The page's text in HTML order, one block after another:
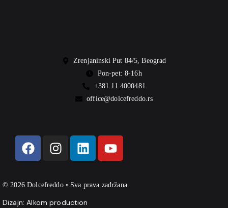
Zrenjaninski Put 84/5, Beograd
Pon-pet: 8-16h
+381 11 4000481
office@dolcefreddo.rs
© 2026 Dolcefreddo • Sva prava zadržana
Dizajn:Alkom production